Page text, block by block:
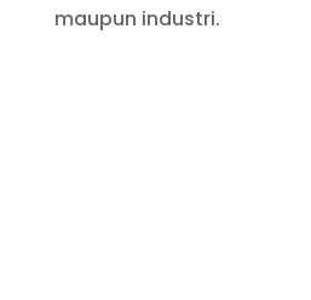
maupun industri.